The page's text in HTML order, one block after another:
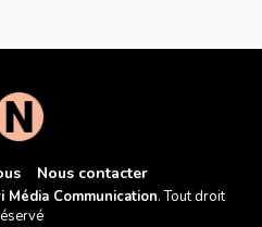
Nous contacter
Média Communication. Tout droit